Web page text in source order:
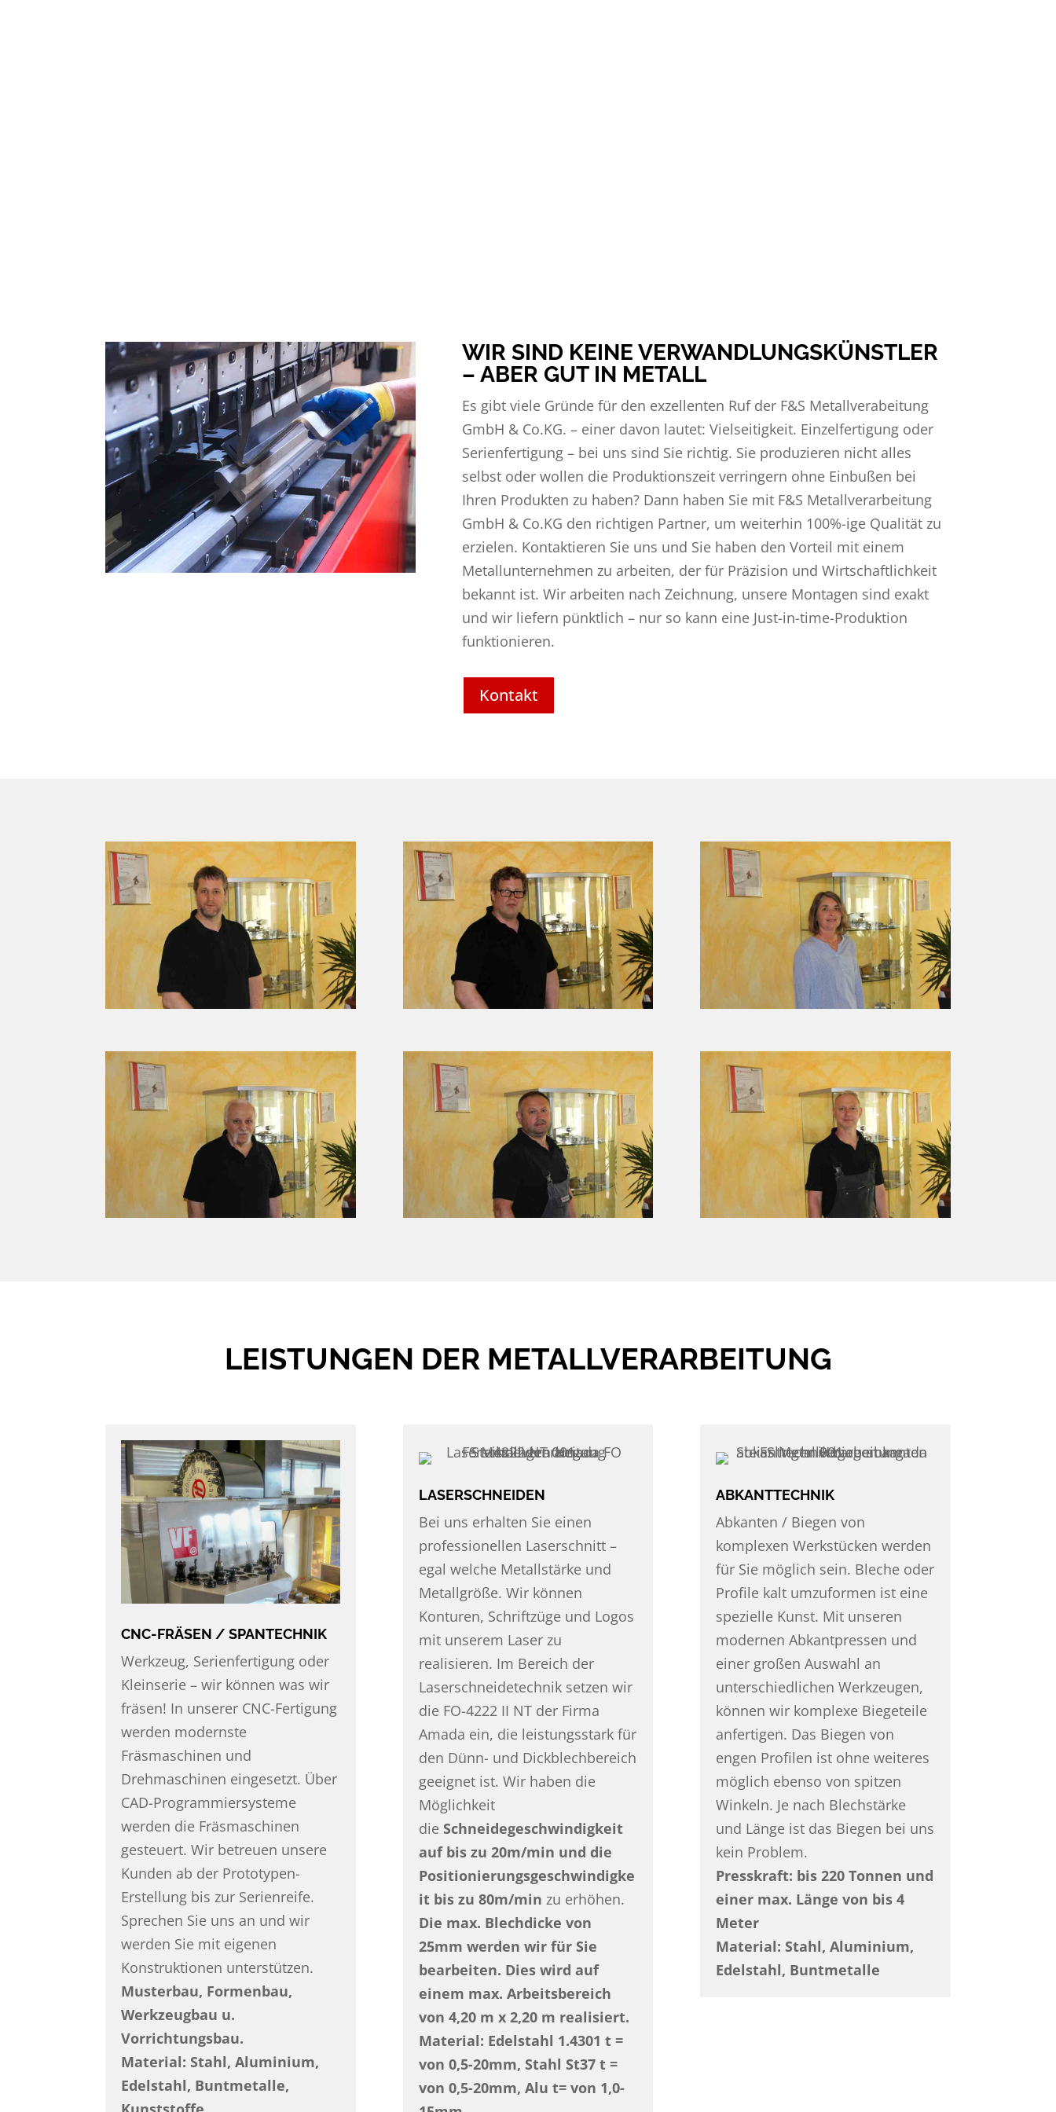
WIR SIND KEINE VERWANDLUNGSKÜNSTLER
– ABER GUT IN METALL
Es gibt viele Gründe für den exzellenten Ruf der F&S Metallverabeitung
GmbH & Co.KG. – einer davon lautet: Vielseitigkeit. Einzelfertigung oder
Serienfertigung – bei uns sind Sie richtig. Sie produzieren nicht alles
selbst oder wollen die Produktionszeit verringern ohne Einbußen bei
Ihren Produkten zu haben? Dann haben Sie mit F&S Metallverarbeitung
GmbH & Co.KG den richtigen Partner, um weiterhin 100%-ige Qualität zu
erzielen. Kontaktieren Sie uns und Sie haben den Vorteil mit einem
Metallunternehmen zu arbeiten, der für Präzision und Wirtschaftlichkeit
bekannt ist. Wir arbeiten nach Zeichnung, unsere Montagen sind exakt
und wir liefern pünktlich – nur so kann eine Just-in-time-Produktion
funktionieren.
Kontakt
LEISTUNGEN DER METALLVERARBEITUNG
CNC-FRÄSEN / SPANTECHNIK
Werkzeug, Serienfertigung oder
Kleinserie – wir können was wir
fräsen! In unserer CNC-Fertigung
werden modernste
Fräsmaschinen und
Drehmaschinen eingesetzt. Über
CAD-Programmiersysteme
werden die Fräsmaschinen
gesteuert. Wir betreuen unsere
Kunden ab der Prototypen-
Erstellung bis zur Serienreife.
Sprechen Sie uns an und wir
werden Sie mit eigenen
Konstruktionen unterstützen.
Musterbau, Formenbau,
Werkzeugbau u.
Vorrichtungsbau.
Material: Stahl, Aluminium,
Edelstahl, Buntmetalle,
LASERSCHNEIDEN
Bei uns erhalten Sie einen
professionellen Laserschnitt –
egal welche Metallstärke und
Metallgröße. Wir können
Konturen, Schriftzüge und Logos
mit unserem Laser zu
realisieren. Im Bereich der
Laserschneidetechnik setzen wir
die FO-4222 II NT der Firma
Amada ein, die leistungsstark für
den Dünn- und Dickblechbereich
geeignet ist. Wir haben die
Möglichkeit
die Schneidegeschwindigkeit
auf bis zu 20m/min und die
Positionierungsgeschwindigke
it bis zu 80m/min zu erhöhen.
Die max. Blechdicke von
25mm werden wir für Sie
bearbeiten. Dies wird auf
einem max. Arbeitsbereich
von 4,20 m x 2,20 m realisiert.
Material: Edelstahl 1.4301 t =
von 0,5-20mm, Stahl St37 t =
von 0,5-20mm, Alu t= von 1,0-
ABKANTTECHNIK
Abkanten / Biegen von
komplexen Werkstücken werden
für Sie möglich sein. Bleche oder
Profile kalt umzuformen ist eine
spezielle Kunst. Mit unseren
modernen Abkantpressen und
einer großen Auswahl an
unterschiedlichen Werkzeugen,
können wir komplexe Biegeteile
anfertigen. Das Biegen von
engen Profilen ist ohne weiteres
möglich ebenso von spitzen
Winkeln. Je nach Blechstärke
und Länge ist das Biegen bei uns
kein Problem.
Presskraft: bis 220 Tonnen und
einer max. Länge von bis 4
Meter
Material: Stahl, Aluminium,
Edelstahl, Buntmetalle